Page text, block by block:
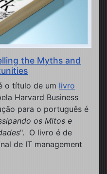
the Myths and
o título de um livro
Harvard Business
para o português é
os Mitos e
". O livro é de
de IT management